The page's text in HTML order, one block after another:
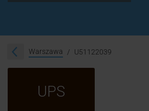
Śledzenie
Blog
Warszawa U51122039
UPS